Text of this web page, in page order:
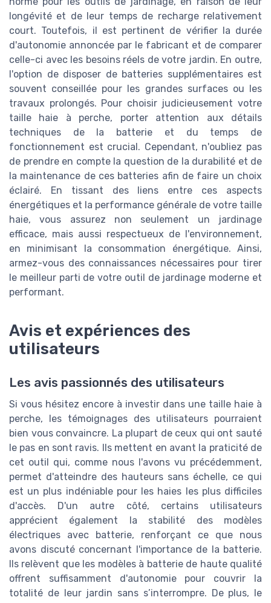
longévité et de leur temps de recharge relativement
court. Toutefois, il est pertinent de vérifier la durée
d'autonomie annoncée par le fabricant et de comparer
celle-ci avec les besoins réels de votre jardin. En outre,
l'option de disposer de batteries supplémentaires est
souvent conseillée pour les grandes surfaces ou les
travaux prolongés. Pour choisir judicieusement votre
taille haie à perche, porter attention aux détails
techniques de la batterie et du temps de
fonctionnement est crucial. Cependant, n'oubliez pas
de prendre en compte la question de la durabilité et de
la maintenance de ces batteries afin de faire un choix
éclairé. En tissant des liens entre ces aspects
énergétiques et la performance générale de votre taille
haie, vous assurez non seulement un jardinage
efficace, mais aussi respectueux de l'environnement,
en minimisant la consommation énergétique. Ainsi,
armez-vous des connaissances nécessaires pour tirer
le meilleur parti de votre outil de jardinage moderne et
performant.
Avis et expériences des
utilisateurs
Les avis passionnés des utilisateurs
Si vous hésitez encore à investir dans une taille haie à
perche, les témoignages des utilisateurs pourraient
bien vous convaincre. La plupart de ceux qui ont sauté
le pas en sont ravis. Ils mettent en avant la praticité de
cet outil qui, comme nous l'avons vu précédemment,
permet d'atteindre des hauteurs sans échelle, ce qui
est un plus indéniable pour les haies les plus difficiles
d'accès. D'un autre côté, certains utilisateurs
apprécient également la stabilité des modèles
électriques avec batterie, renforçant ce que nous
avons discuté concernant l'importance de la batterie.
Ils relèvent que les modèles à batterie de haute qualité
offrent suffisamment d'autonomie pour couvrir la
totalité de leur jardin sans s’interrompre. De plus, le